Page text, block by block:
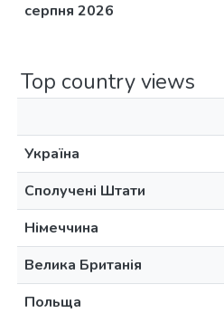
серпня 2026
Top country views
Україна
Сполучені Штати
Німеччина
Велика Британія
Польща